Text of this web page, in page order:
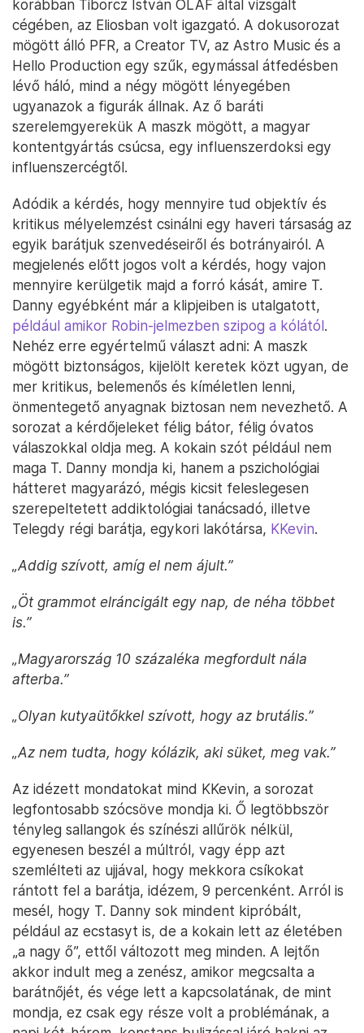
korábban Tiborcz István OLAF által vizsgált
cégében, az Eliosban volt igazgató. A dokusorozat
mögött álló PFR, a Creator TV, az Astro Music és a
Hello Production egy szűk, egymással átfedésben
lévő háló, mind a négy mögött lényegében
ugyanazok a figurák állnak. Az ő baráti
szerelemgyerekük A maszk mögött, a magyar
kontentgyártás csúcsa, egy influenszerdoksi egy
influenszercégtől.
Adódik a kérdés, hogy mennyire tud objektív és
kritikus mélyelemzést csinálni egy haveri társaság az
egyik barátjuk szenvedéseiről és botrányairól. A
megjelenés előtt jogos volt a kérdés, hogy vajon
mennyire kerülgetik majd a forró kását, amire T.
Danny egyébként már a klipjeiben is utalgatott,
például amikor Robin-jelmezben szipog a kólától.
Nehéz erre egyértelmű választ adni: A maszk
mögött biztonságos, kijelölt keretek közt ugyan, de
mer kritikus, belemenős és kíméletlen lenni,
önmentegető anyagnak biztosan nem nevezhető. A
sorozat a kérdőjeleket félig bátor, félig óvatos
válaszokkal oldja meg. A kokain szót például nem
maga T. Danny mondja ki, hanem a pszichológiai
hátteret magyarázó, mégis kicsit feleslegesen
szerepeltetett addiktológiai tanácsadó, illetve
Telegdy régi barátja, egykori lakótársa, KKevin.
„Addig szívott, amíg el nem ájult.”
„Öt grammot elráncigált egy nap, de néha többet
is.”
„Magyarország 10 százaléka megfordult nála
afterba.”
„Olyan kutyaütőkkel szívott, hogy az brutális.”
„Az nem tudta, hogy kólázik, aki süket, meg vak.”
Az idézett mondatokat mind KKevin, a sorozat
legfontosabb szócsöve mondja ki. Ő legtöbbször
tényleg sallangok és színészi allűrök nélkül,
egyenesen beszél a múltról, vagy épp azt
szemlélteti az ujjával, hogy mekkora csíkokat
rántott fel a barátja, idézem, 9 percenként. Arról is
mesél, hogy T. Danny sok mindent kipróbált,
például az ecstasyt is, de a kokain lett az életében
„a nagy ő”, ettől változott meg minden. A lejtőn
akkor indult meg a zenész, amikor megcsalta a
barátnőjét, és vége lett a kapcsolatának, de mint
mondja, ez csak egy része volt a problémának, a